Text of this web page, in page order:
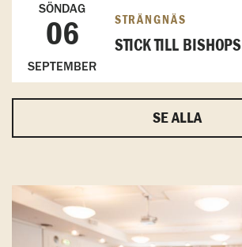
SÖNDAG
06
SEPTEMBER
STRÄNGNÄS
STICK TILL BISHOPS
SE ALLA